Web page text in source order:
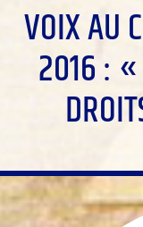
VOIX AU
2016 : «